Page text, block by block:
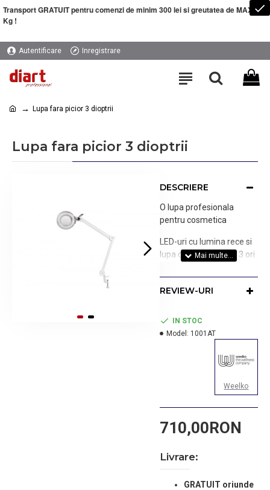
Transport GRATUIT pentru comenzi de minim 300 lei si greutatea de MAXIM 5
Kg !
Autentificare Inregistrare
Lupa fara picior 3 dioptrii
Lupa fara picior 3 dioptrii
DESCRIERE
O lupa profesionala
pentru cosmetica
LED-uri cu lumina rece si
lupa care apropie de 3 ori
Se prinde la marginea
unui blat cu ajutorul
REVIEW-URI
710,00RON
IN STOC
Model: 1001AT
Weelko
Livrare:
GRATUIT oriunde